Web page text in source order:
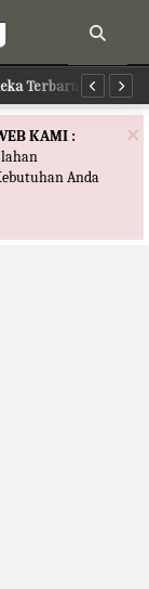
Terbaru
Terbaru
×
KAMI :
Anda